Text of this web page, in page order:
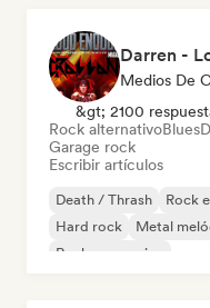
Darren -
Medios De
&gt; 2100
Rock alternativoBlues
Garage rock
Escribir artículos
Death / Thrash Rock
Hard rock
Metal
Rock progresivo